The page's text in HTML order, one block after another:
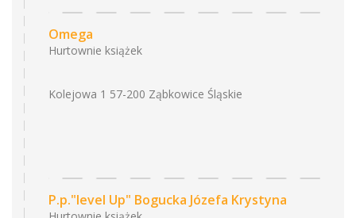
Omega
Hurtownie książek
Kolejowa 1 57-200 Ząbkowice Śląskie
P.p."level Up" Bogucka Józefa Krystyna